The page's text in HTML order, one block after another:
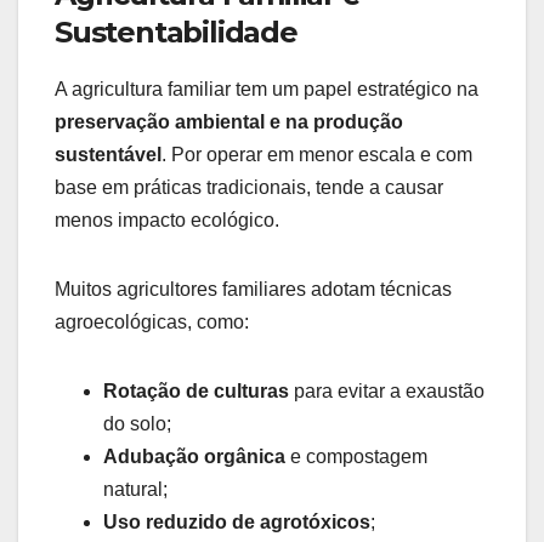
Sustentabilidade
A agricultura familiar tem um papel estratégico na
preservação ambiental e na produção
sustentável . Por operar em menor escala e com
base em práticas tradicionais, tende a causar
menos impacto ecológico.
Muitos agricultores familiares adotam técnicas
agroecológicas, como:
Rotação de culturas para evitar a exaustão
do solo;
Adubação orgânica e compostagem
natural;
Uso reduzido de agrotóxicos;